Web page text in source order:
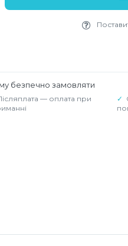
безпечно замовляти
— оплата при